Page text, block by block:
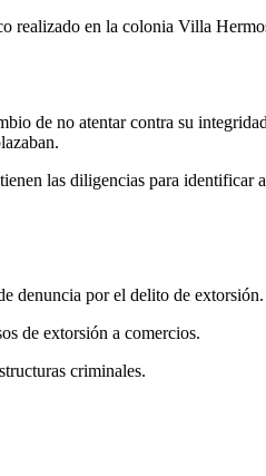
realizado en la colonia Villa
de no atentar contra su
las diligencias para identificar
denuncia por el delito de extorsión.
de extorsión a comercios.
criminales.